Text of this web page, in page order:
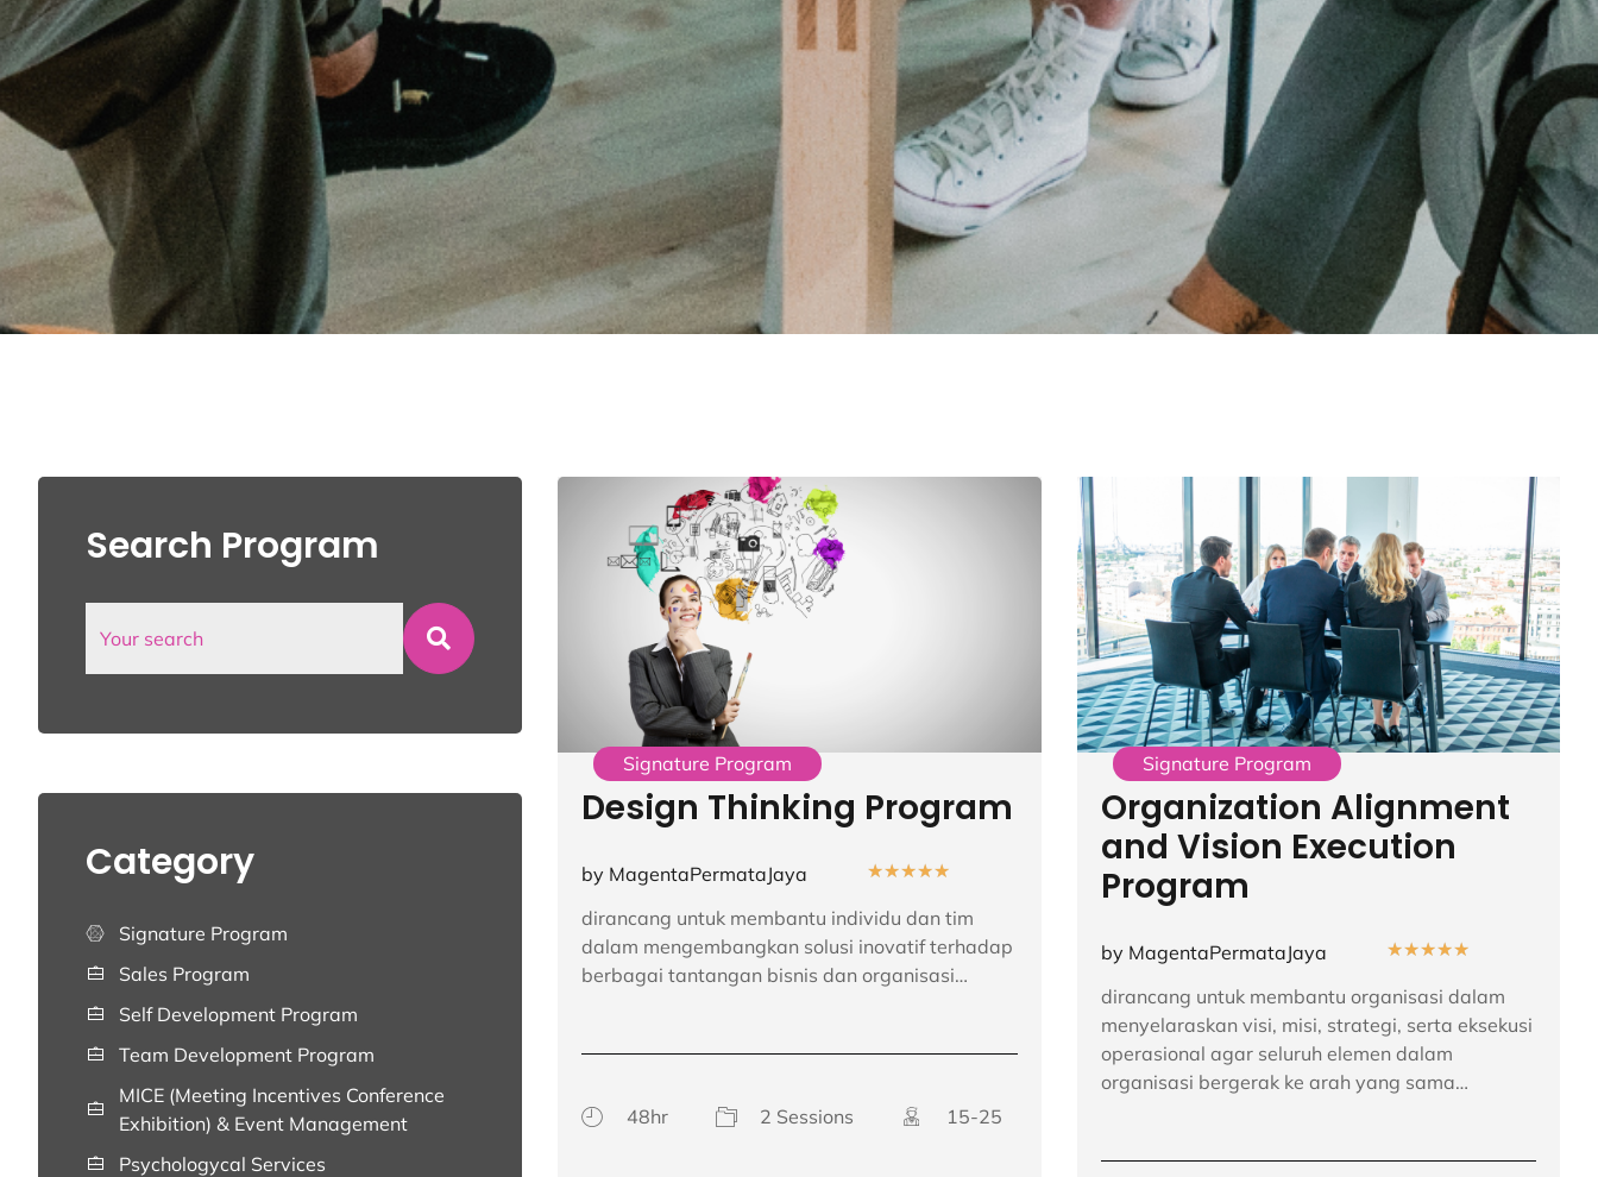
Search Program
Category
Signature Program
Sales Program
Self Development Program
Team Development Program
MICE (Meeting Incentives Conference
Exhibition) & Event Management
Psychologycal Services
Signature Program
Design Thinking Program
by MagentaPermataJaya ★★★★★
dirancang untuk membantu individu dan tim
dalam mengembangkan solusi inovatif terhadap
berbagai tantangan bisnis dan organisasi…
48hr 2 Sessions 15-25
Signature Program
Organization Alignment
and Vision Execution
Program
by MagentaPermataJaya ★★★★★
dirancang untuk membantu organisasi dalam
menyelaraskan visi, misi, strategi, serta eksekusi
operasional agar seluruh elemen dalam
organisasi bergerak ke arah yang sama…